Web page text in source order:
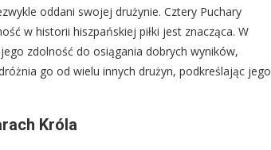
oddani swojej drużynie. Cztery Puchary
w historii hiszpańskiej piłki jest znacząca. W
zdolność do osiągania dobrych wyników,
go od wielu innych drużyn, podkreślając jego
Króla